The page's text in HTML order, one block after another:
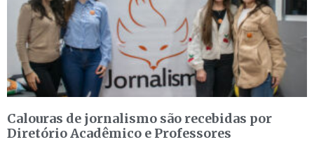
Calouras de jornalismo são recebidas por
Diretório Acadêmico e Professores